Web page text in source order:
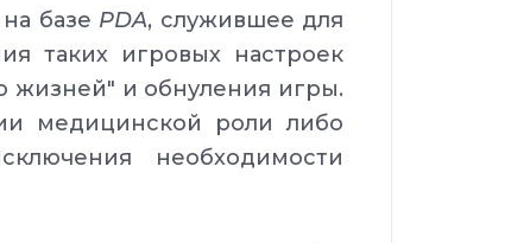
базе PDA, служившее для
таких игровых настроек
жизней" и обнуления игры.
медицинской роли либо
необходимости